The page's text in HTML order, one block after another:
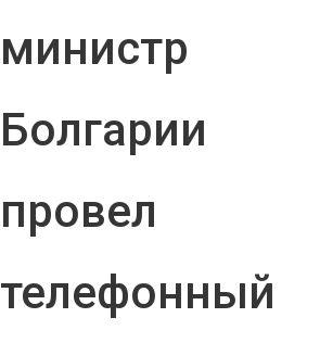
министр
Болгарии
провел
телефонный